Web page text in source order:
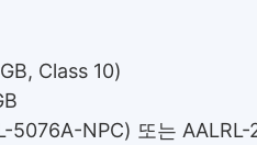
Class 10)
5076A-NPC) 또는